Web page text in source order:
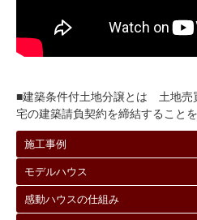
■建築条件付土地分譲とは 土地売
宅の建築請負契約を締結すること
施工事例
モデルハウス
感動ハウスの仕組み